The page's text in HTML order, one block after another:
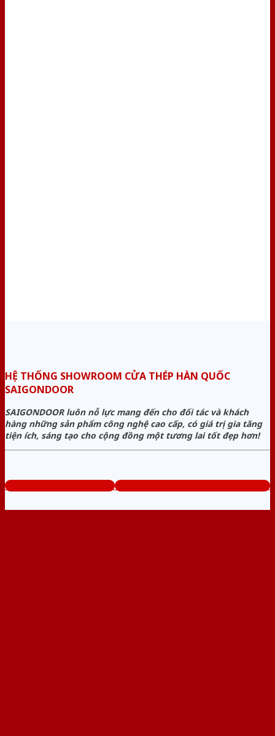
HỆ THỐNG SHOWROOM CỬA THÉP HÀN QUỐC
SAIGONDOOR
SAIGONDOOR luôn nỗ lực mang đến cho đối tác và khách
hàng những sản phẩm công nghệ cao cấp, có giá trị gia tăng
tiện ích, sáng tạo cho cộng đồng một tương lai tốt đẹp hơn!
www.cuathephanquoc.com Tổng đài tư vấn miễn phí: 0824.400.400